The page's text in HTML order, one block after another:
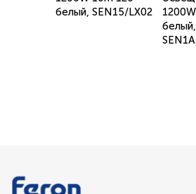
белый, SEN15/LX02
белый,